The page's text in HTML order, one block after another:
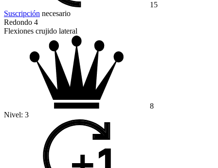
15
Suscripción necesario
Redondo 4
Flexiones crujido lateral
8
Nivel: 3